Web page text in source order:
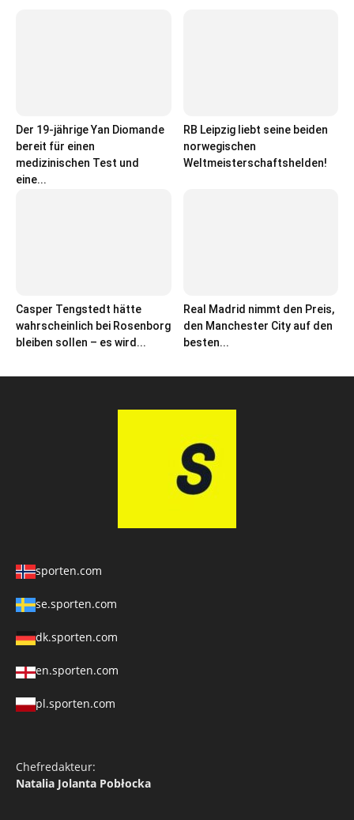
Der 19-jährige Yan Diomande
bereit für einen
medizinischen Test und
eine...
RB Leipzig liebt seine beiden
norwegischen
Weltmeisterschaftshelden!
Casper Tengstedt hätte
wahrscheinlich bei Rosenborg
bleiben sollen – es wird...
Real Madrid nimmt den Preis,
den Manchester City auf den
besten...
sporten.com
se.sporten.com
dk.sporten.com
en.sporten.com
pl.sporten.com
Chefredakteur:
Natalia Jolanta Pobłocka